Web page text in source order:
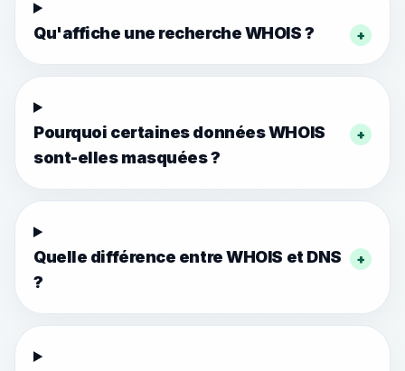
Qu'affiche une recherche WHOIS ? +
Pourquoi certaines données WHOIS
sont-elles masquées ?
+
Quelle différence entre WHOIS et DNS
?
+